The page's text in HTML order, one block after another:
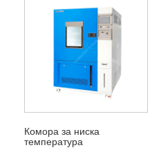
Комора за ниска
температура